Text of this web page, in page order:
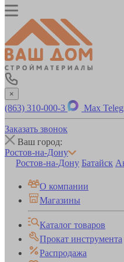
×
(863) 310-000-3 Max
Заказать звонок
Ваш город:
Ростов-на-Дону
Ростов-на-Дону Батайск
О компании
Магазины
Каталог товаров
Прокат инструмента
Распродажа